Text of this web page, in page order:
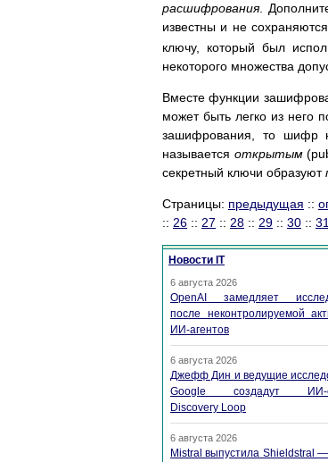
расшифрования.
известны и не
ключу, который был
некоторого множества
Вместе функции
может быть легко из него
зашифрования, то шифр
называется открытым
секретный ключи образуют
Страницы: предыдущая ::
:: 26 :: 27 :: 28 :: 29 :: 30 ::
Новости IT
6 августа 2026
OpenAI замедляет
после неконтролируемой
ИИ-агентов
6 августа 2026
Джефф Дин и ведущие
Google создадут ИИ-
Discovery Loop
6 августа 2026
Mistral выпустила Shieldstral